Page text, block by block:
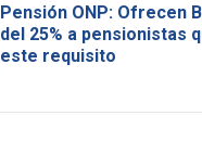
Pensión ONP: Ofrecen
del 25% a pensionistas
este requisito